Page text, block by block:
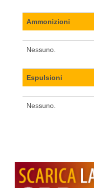
Ammonizioni
Nessuno.
Espulsioni
Nessuno.